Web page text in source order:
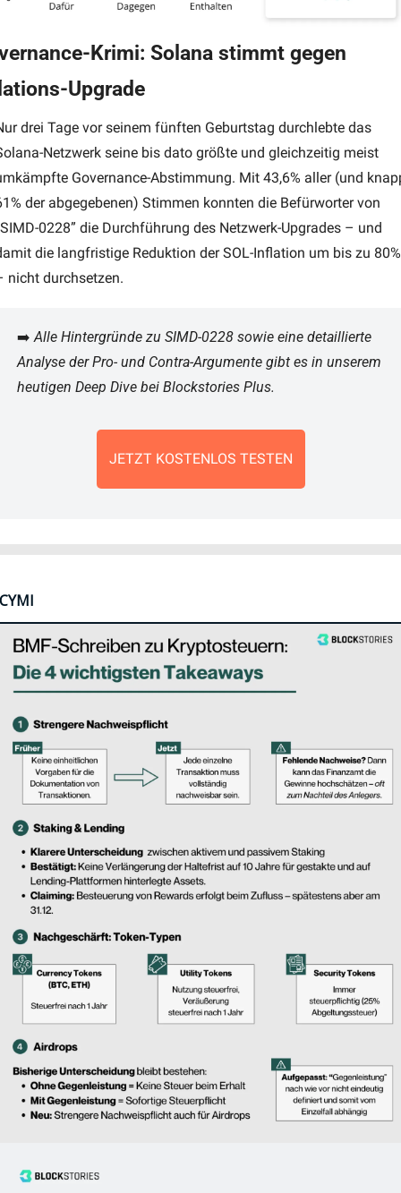
Krimi: Solana stimmt gegen
Upgrade
drei Tage vor seinem fünften Geburtstag durchlebte das
Netzwerk seine bis dato größte und gleichzeitig meist
Governance-Abstimmung. Mit 43,6% aller (und
der abgegebenen) Stimmen konnten die Befürworter von
0228” die Durchführung des Netzwerk-Upgrades – und
die langfristige Reduktion der SOL-Inflation um bis zu 80%
nicht durchsetzen.
➡️ Alle Hintergründe zu SIMD-0228 sowie eine detaillierte
Analyse der Pro- und Contra-Argumente gibt es in unserem
heutigen Deep Dive bei Blockstories Plus.
JETZT KOSTENLOS TESTEN